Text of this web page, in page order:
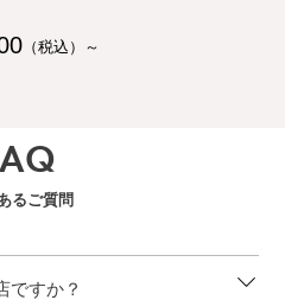
（税込）～
るご質問
ですか？